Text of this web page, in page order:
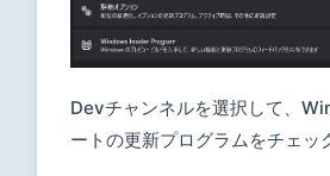
Devチャンネルを選択して、
ートの更新プログラムをチェッ